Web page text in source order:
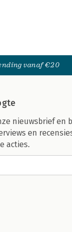
vanaf €20
nieuwsbrief en
en
acties.